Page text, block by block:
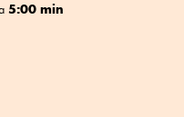
5:00 min